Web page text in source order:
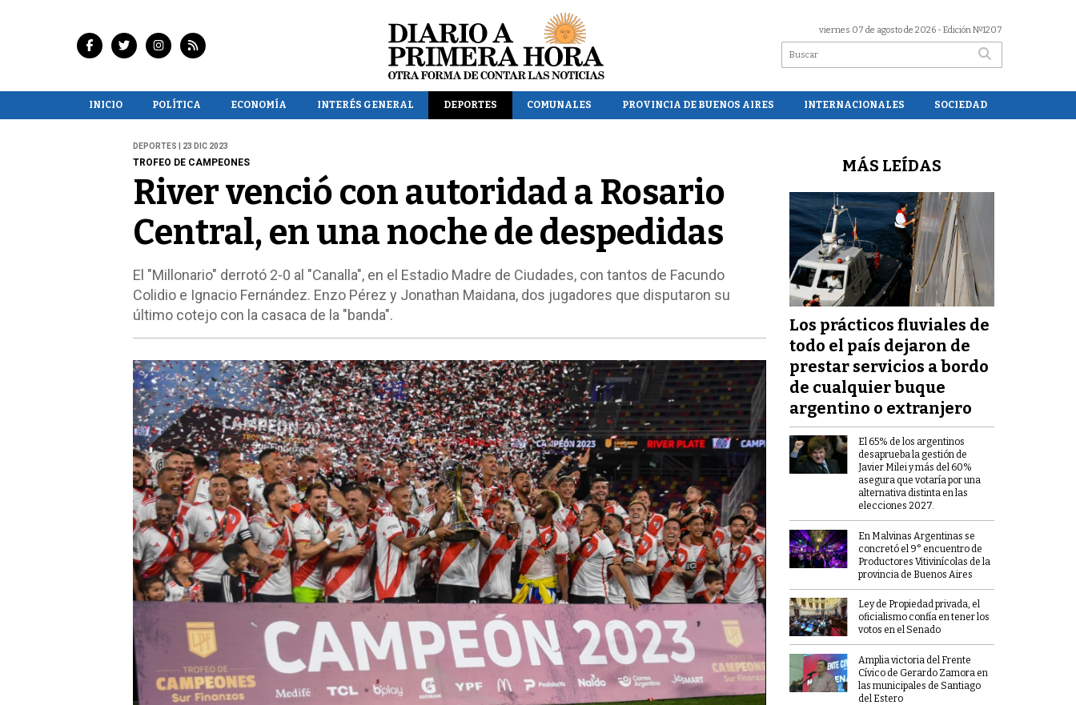
viernes 07 de agosto de 2026 - Edición Nº1207
INICIO POLÍTICA ECONOMÍA INTERÉS GENERAL DEPORTES COMUNALES PROVINCIA DE BUENOS AIRES INTERNACIONALES SOCIEDAD
DEPORTES | 23 DIC 2023
TROFEO DE CAMPEONES
River venció con autoridad a Rosario
Central, en una noche de despedidas
El "Millonario" derrotó 2-0 al "Canalla", en el Estadio Madre de Ciudades, con tantos de Facundo
Colidio e Ignacio Fernández. Enzo Pérez y Jonathan Maidana, dos jugadores que disputaron su
último cotejo con la casaca de la "banda".
MÁS LEÍDAS
Los prácticos fluviales de
todo el país dejaron de
prestar servicios a bordo
de cualquier buque
argentino o extranjero
El 65% de los argentinos
desaprueba la gestión de
Javier Milei y más del 60%
asegura que votaría por una
alternativa distinta en las
elecciones 2027.
En Malvinas Argentinas se
concretó el 9° encuentro de
Productores Vitivinícolas de la
provincia de Buenos Aires
Ley de Propiedad privada, el
oficialismo confía en tener los
votos en el Senado
Amplia victoria del Frente
Cívico de Gerardo Zamora en
las municipales de Santiago
del Estero